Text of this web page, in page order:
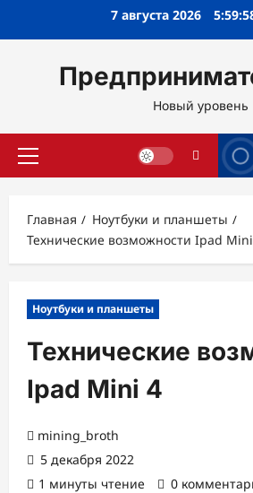
7 августа 2026
Новый уровень
Основное
Главная
Ноутбуки и планшеты
Технические возможности Ipad
Ноутбуки и планшеты
Технические
Ipad Mini 4
mining_broth
5 декабря 2022
1 минуты чтение
0